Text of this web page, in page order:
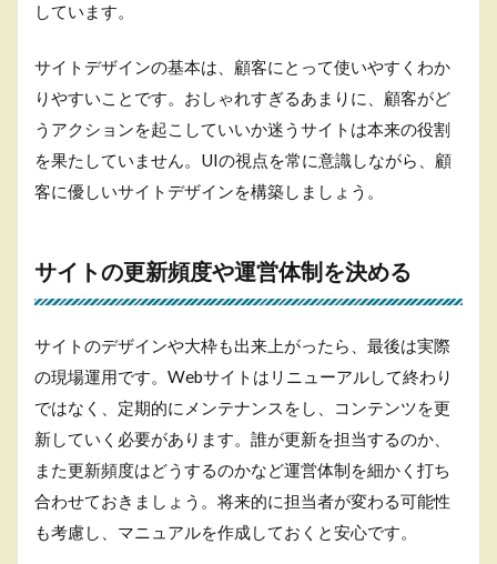
しています。
サイトデザインの基本は、顧客にとって使いやすくわか
りやすいことです。おしゃれすぎるあまりに、顧客がど
うアクションを起こしていいか迷うサイトは本来の役割
を果たしていません。UIの視点を常に意識しながら、顧
客に優しいサイトデザインを構築しましょう。
サイトの更新頻度や運営体制を決める
サイトのデザインや大枠も出来上がったら、最後は実際
の現場運用です。Webサイトはリニューアルして終わり
ではなく、定期的にメンテナンスをし、コンテンツを更
新していく必要があります。誰が更新を担当するのか、
また更新頻度はどうするのかなど運営体制を細かく打ち
合わせておきましょう。将来的に担当者が変わる可能性
も考慮し、マニュアルを作成しておくと安心です。